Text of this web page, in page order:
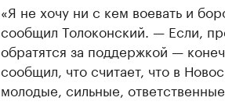
«Я не хочу ни с кем воевать и
сообщил Толоконский. — Если,
обратятся за поддержкой —
сообщил, что считает, что в
молодые, сильные, ответственные